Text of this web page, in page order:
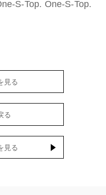
S-Top. One-S-Top.
見る
る
見る